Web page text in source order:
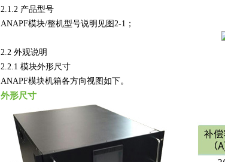
2.1.2 产品型号
ANAPF模块/整机型号说明见图 2-1 ；
2.2 外观说明
2.2.1 模块外形尺寸
ANAPF模块机箱各方向视图如下。
外形尺寸